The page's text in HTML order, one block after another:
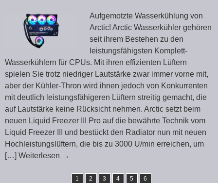
Aufgemotzte Wasserkühlung von
Arctic! Arctic Wasserkühler gehören
seit ihrem Bestehen zu den
leistungsfähigsten Komplett-
Wasserkühlern für CPUs. Mit ihren effizienten Lüftern
spielen Sie trotz niedriger Lautstärke zwar immer vorne mit,
aber der Kühler-Thron wird ihnen jedoch von Konkurrenten
mit deutlich leistungsfähigeren Lüftern streitig gemacht, die
auf Lautstärke keine Rücksicht nehmen. Arctic setzt beim
neuen Liquid Freezer III Pro auf die bewährte Technik vom
Liquid Freezer III und bestückt den Radiator nun mit neuen
Hochleistungslüftern, die bis zu 3000 U/min erreichen, um
[…] Weiterlesen →
1 2 3 4 5 6